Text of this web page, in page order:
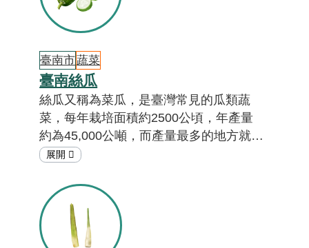
臺南市蔬菜
臺南絲瓜
絲瓜又稱為菜瓜，是臺灣常見的瓜類蔬
菜，每年栽培面積約2500公頃，年產量
約為45,000公噸，而產量最多的地方就位
在臺南，以民國111年的產量來說，每五
山區、柳營區為最主要的產區，想知道更
多關於絲瓜的故事嗎？答案就在「在地特
色小教室」！[註01]